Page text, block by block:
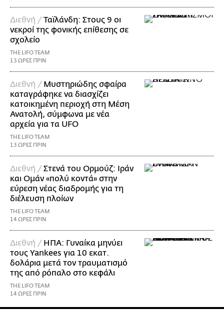
Διεθνή /Ταϊλάνδη: Στους 9 οι
νεκροί της φονικής επίθεσης σε
σχολείο
THE LIFO TEAM
13 ΩΡΕΣ ΠΡΙΝ
Διεθνή / Μυστηριώδης σφαίρα
καταγράφηκε να διασχίζει
κατοικημένη περιοχή στη Μέση
Ανατολή, σύμφωνα με νέα
αρχεία για τα UFO
THE LIFO TEAM
13 ΩΡΕΣ ΠΡΙΝ
Διεθνή /Στενά του Ορμούζ: Ιράν
και Ομάν «πολύ κοντά» στην
εύρεση νέας διαδρομής για τη
διέλευση πλοίων
THE LIFO TEAM
14 ΩΡΕΣ ΠΡΙΝ
Διεθνή / ΗΠΑ: Γυναίκα μηνύει
τους Yankees για 10 εκατ.
δολάρια μετά τον τραυματισμό
της από ρόπαλο στο κεφάλι
THE LIFO TEAM
14 ΩΡΕΣ ΠΡΙΝ